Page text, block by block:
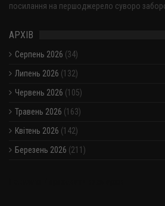
посилання на першоджерело суворо
АРХІВ
Серпень 2026 (34)
Липень 2026 (132)
Червень 2026 (105)
Травень 2026 (163)
Квітень 2026 (142)
Березень 2026 (211)